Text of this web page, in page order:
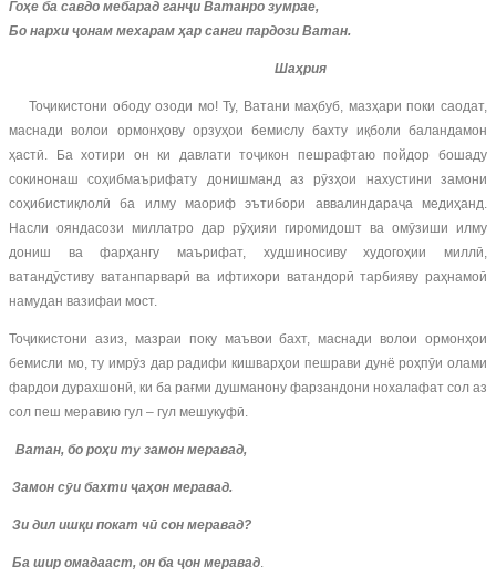
Гоҳе ба савдо мебарад ганҷи Ватанро зумрае,
Бо нархи ҷонам мехарам ҳар санги пардози Ватан.
Шаҳрия
Тоҷикистони ободу озоди мо! Ту, Ватани маҳбуб, мазҳари поки саодат,
маснади волои ормонҳову орзуҳои бемислу бахту иқболи баландамон
ҳастӣ. Ба хотири он ки давлати тоҷикон пешрафтаю пойдор бошаду
сокинонаш соҳибмаърифату донишманд аз рӯзҳои нахустини замони
соҳибистиқлолӣ ба илму маориф эътибори аввалиндараҷа медиҳанд.
Насли ояндасози миллатро дар рӯҳияи гиромидошт ва омӯзиши илму
дониш ва фарҳангу маърифат, худшиносиву худогоҳии миллӣ,
ватандӯстиву ватанпарварӣ ва ифтихори ватандорӣ тарбияву раҳнамоӣ
намудан вазифаи мост.
Тоҷикистони азиз, мазраи поку маъвои бахт, маснади волои ормонҳои
бемисли мо, ту имрӯз дар радифи кишварҳои пешрави дунё роҳпӯи олами
фардои дурахшонӣ, ки ба рағми душманону фарзандони нохалафат сол аз
сол пеш меравию гул – гул мешукуфӣ.
Ватан, бо роҳи ту замон меравад,
Замон сӯи бахти ҷаҳон меравад.
Зи дил ишқи покат чӣ сон меравад?
Ба шир омадааст, он ба ҷон меравад.